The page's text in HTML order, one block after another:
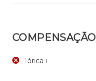
COMPENSAÇÃO
Tórica 1